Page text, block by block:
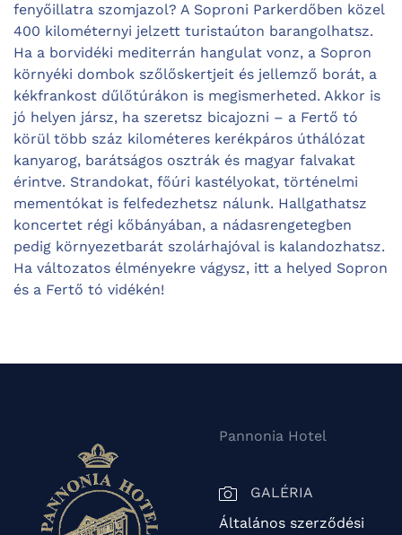
fenyőillatra szomjazol? A Soproni Parkerdőben közel
400 kilométernyi jelzett turistaúton barangolhatsz.
Ha a borvidéki mediterrán hangulat vonz, a Sopron
környéki dombok szőlőskertjeit és jellemző borát, a
kékfrankost dűlőtúrákon is megismerheted. Akkor is
jó helyen jársz, ha szeretsz bicajozni – a Fertő tó
körül több száz kilométeres kerékpáros úthálózat
kanyarog, barátságos osztrák és magyar falvakat
érintve. Strandokat, főúri kastélyokat, történelmi
mementókat is felfedezhetsz nálunk. Hallgathatsz
koncertet régi kőbányában, a nádasrengetegben
pedig környezetbarát szolárhajóval is kalandozhatsz.
Ha változatos élményekre vágysz, itt a helyed Sopron
és a Fertő tó vidékén!
Pannonia Hotel
GALÉRIA
Általános szerződési